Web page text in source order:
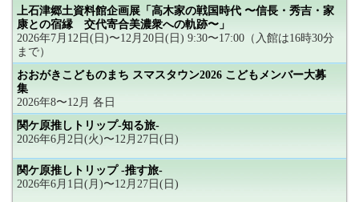
上石津郷土資料館企画展「高木家の戦国時代 〜信長・秀吉・家
康との宿縁 交代寄合美濃衆への軌跡〜」
2026年7月12日(日)〜12月20日(日) 9:30〜17:00（入館は16時30分
まで）
おおがきこどものまち スマスタウン2026 こどもメンバー大募
集
2026年8〜12月 各日
関ケ原推しトリップ-知る旅-
2026年6月2日(火)〜12月27日(日)
関ケ原推しトリップ -推す旅-
2026年6月1日(月)〜12月27日(日)